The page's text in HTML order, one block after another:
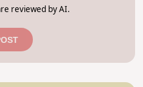
reviewed by AI.